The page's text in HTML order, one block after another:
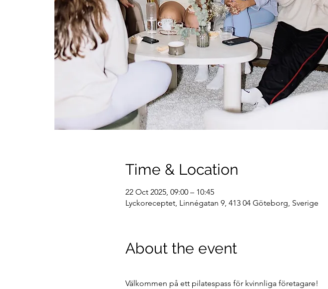
Time & Location
22 Oct 2025, 09:00 – 10:45
Lyckoreceptet, Linnégatan 9, 413 04 Göteborg, Sverige
About the event
Välkommen på ett pilatespass för kvinnliga företagare!